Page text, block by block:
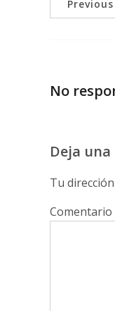
Previous
No
Deja
Tu
Comentario